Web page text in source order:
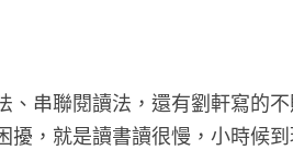
、串聯閱讀法，還有劉軒寫的
擾，就是讀書讀很慢，小時候